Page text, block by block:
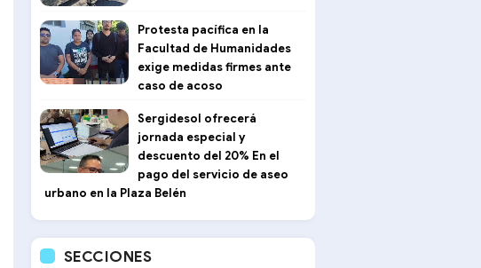
Protesta pacífica en la
Facultad de Humanidades
exige medidas firmes ante
caso de acoso
Sergidesol ofrecerá
jornada especial y
descuento del 20% En el
pago del servicio de aseo
urbano en la Plaza Belén
SECCIONES